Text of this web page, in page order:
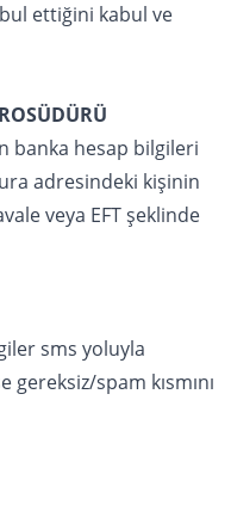
ettiğini kabul ve
banka hesap bilgileri
adresindeki kişinin
veya EFT şeklinde
sms yoluyla
spam kısmını